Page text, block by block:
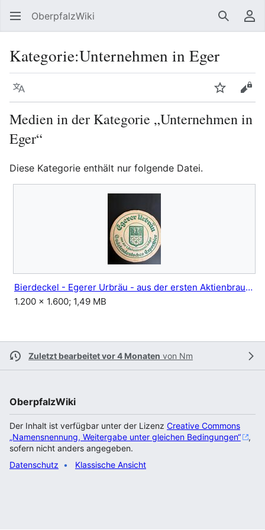
OberpfalzWiki Suchen
Kategorie:Unternehmen in Eger
Sprache
Medien in der Kategorie „Unternehmen in
Eger“
Diese Kategorie enthält nur folgende Datei.
Bierdeckel - Egerer Urbräu - aus der ersten Aktienbrauerei in Eger - Sudetendeutsches Exportbier.jpg
1.200 × 1.600; 1,49 MB
Zuletzt bearbeitet vor 4 Monaten von Nm
OberpfalzWiki
Der Inhalt ist verfügbar unter der Lizenz Creative Commons
„Namensnennung, Weitergabe unter gleichen Bedingungen“
,
sofern nicht anders angegeben.
Datenschutz
Klassische Ansicht